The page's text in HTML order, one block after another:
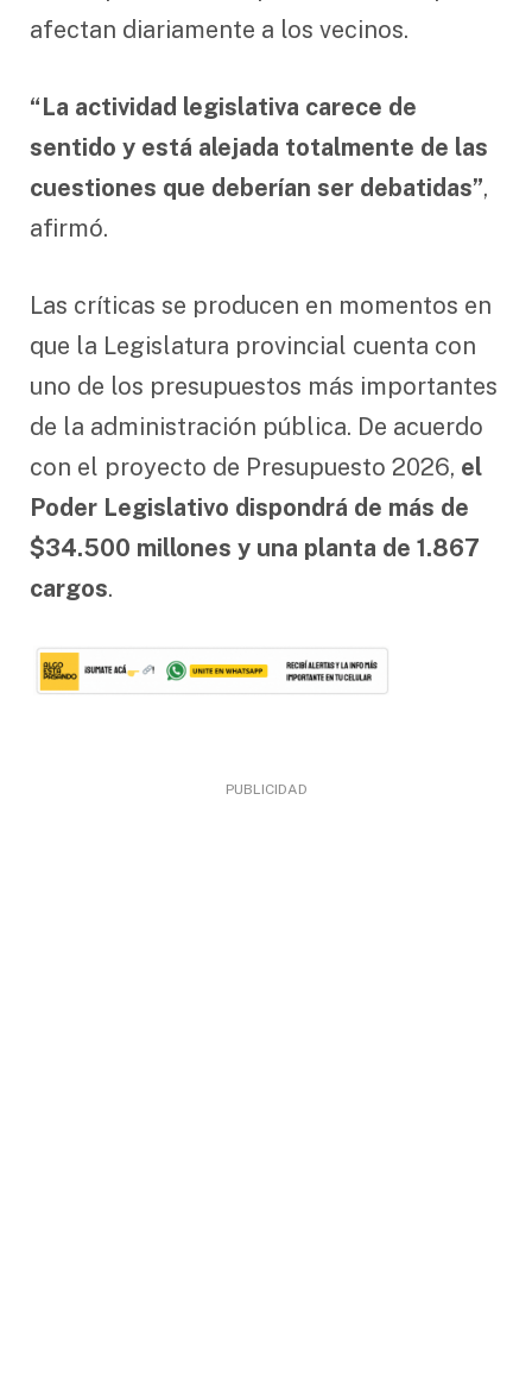
afectan diariamente a los vecinos.
“La actividad legislativa carece de
sentido y está alejada totalmente de las
cuestiones que deberían ser debatidas”,
afirmó.
Las críticas se producen en momentos en
que la Legislatura provincial cuenta con
uno de los presupuestos más importantes
de la administración pública. De acuerdo
con el proyecto de Presupuesto 2026, el
Poder Legislativo dispondrá de más de
$34.500 millones y una planta de 1.867
cargos.
PUBLICIDAD